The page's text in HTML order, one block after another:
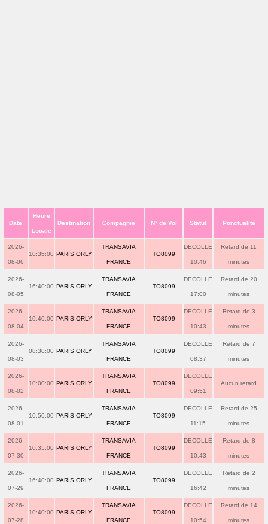
Date
Heure
Locale
Destination Compagnie N° de Vol Statut Ponctualité
2026-
08-06
10:35:00 PARIS ORLY
TRANSAVIA
FRANCE
TO8099
DECOLLE
10:46
Retard de 11
minutes
2026-
08-05
16:40:00 PARIS ORLY
TRANSAVIA
FRANCE
TO8099
DECOLLE
17:00
Retard de 20
minutes
2026-
08-04
10:40:00 PARIS ORLY
TRANSAVIA
FRANCE
TO8099
DECOLLE
10:43
Retard de 3
minutes
2026-
08-03
08:30:00 PARIS ORLY
TRANSAVIA
FRANCE
TO8099
DECOLLE
08:37
Retard de 7
minutes
2026-
08-02
10:00:00 PARIS ORLY
TRANSAVIA
FRANCE
TO8099
DECOLLE
09:51
Aucun retard
2026-
08-01
10:50:00 PARIS ORLY
TRANSAVIA
FRANCE
TO8099
DECOLLE
11:15
Retard de 25
minutes
2026-
07-30
10:35:00 PARIS ORLY
TRANSAVIA
FRANCE
TO8099
DECOLLE
10:43
Retard de 8
minutes
2026-
07-29
16:40:00 PARIS ORLY
TRANSAVIA
FRANCE
TO8099
DECOLLE
16:42
Retard de 2
minutes
2026-
07-28
10:40:00 PARIS ORLY
TRANSAVIA
FRANCE
TO8099
DECOLLE
10:54
Retard de 14
minutes